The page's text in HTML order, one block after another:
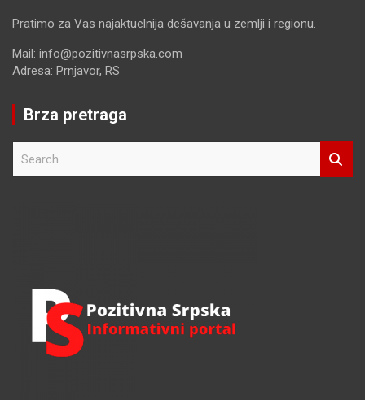
Pratimo za Vas najaktuelnija dešavanja u zemlji i regionu.
Mail: info@pozitivnasrpska.com
Adresa: Prnjavor, RS
Brza pretraga